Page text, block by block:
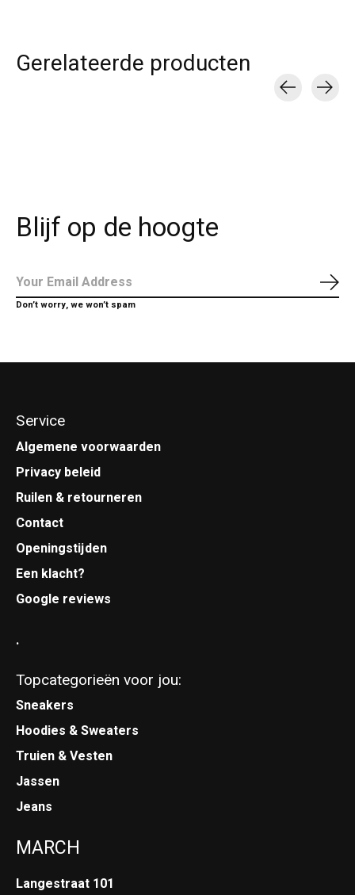
Gerelateerde producten
Blijf op de hoogte
Don’t worry, we won’t spam
Service
Algemene voorwaarden
Privacy beleid
Ruilen & retourneren
Contact
Openingstijden
Een klacht?
Google reviews
.
Topcategorieën voor jou:
Sneakers
Hoodies & Sweaters
Truien & Vesten
Jassen
Jeans
MARCH
Langestraat 101